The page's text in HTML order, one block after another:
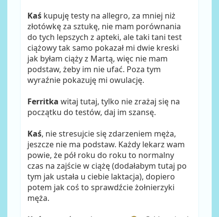
Kaś kupuję testy na allegro, za mniej niż
złotówkę za sztukę, nie mam porównania
do tych lepszych z apteki, ale taki tani test
ciążowy tak samo pokazał mi dwie kreski
jak byłam ciąży z Martą, więc nie mam
podstaw, żeby im nie ufać. Poza tym
wyraźnie pokazuję mi owulację.
Ferritka witaj tutaj, tylko nie zrażaj się na
początku do testów, daj im szansę.
Kaś, nie stresujcie się zdarzeniem męża,
jeszcze nie ma podstaw. Każdy lekarz wam
powie, że pół roku do roku to normalny
czas na zajście w ciążę (dodałabym tutaj po
tym jak ustała u ciebie laktacja), dopiero
potem jak coś to sprawdźcie żołnierzyki
męża.